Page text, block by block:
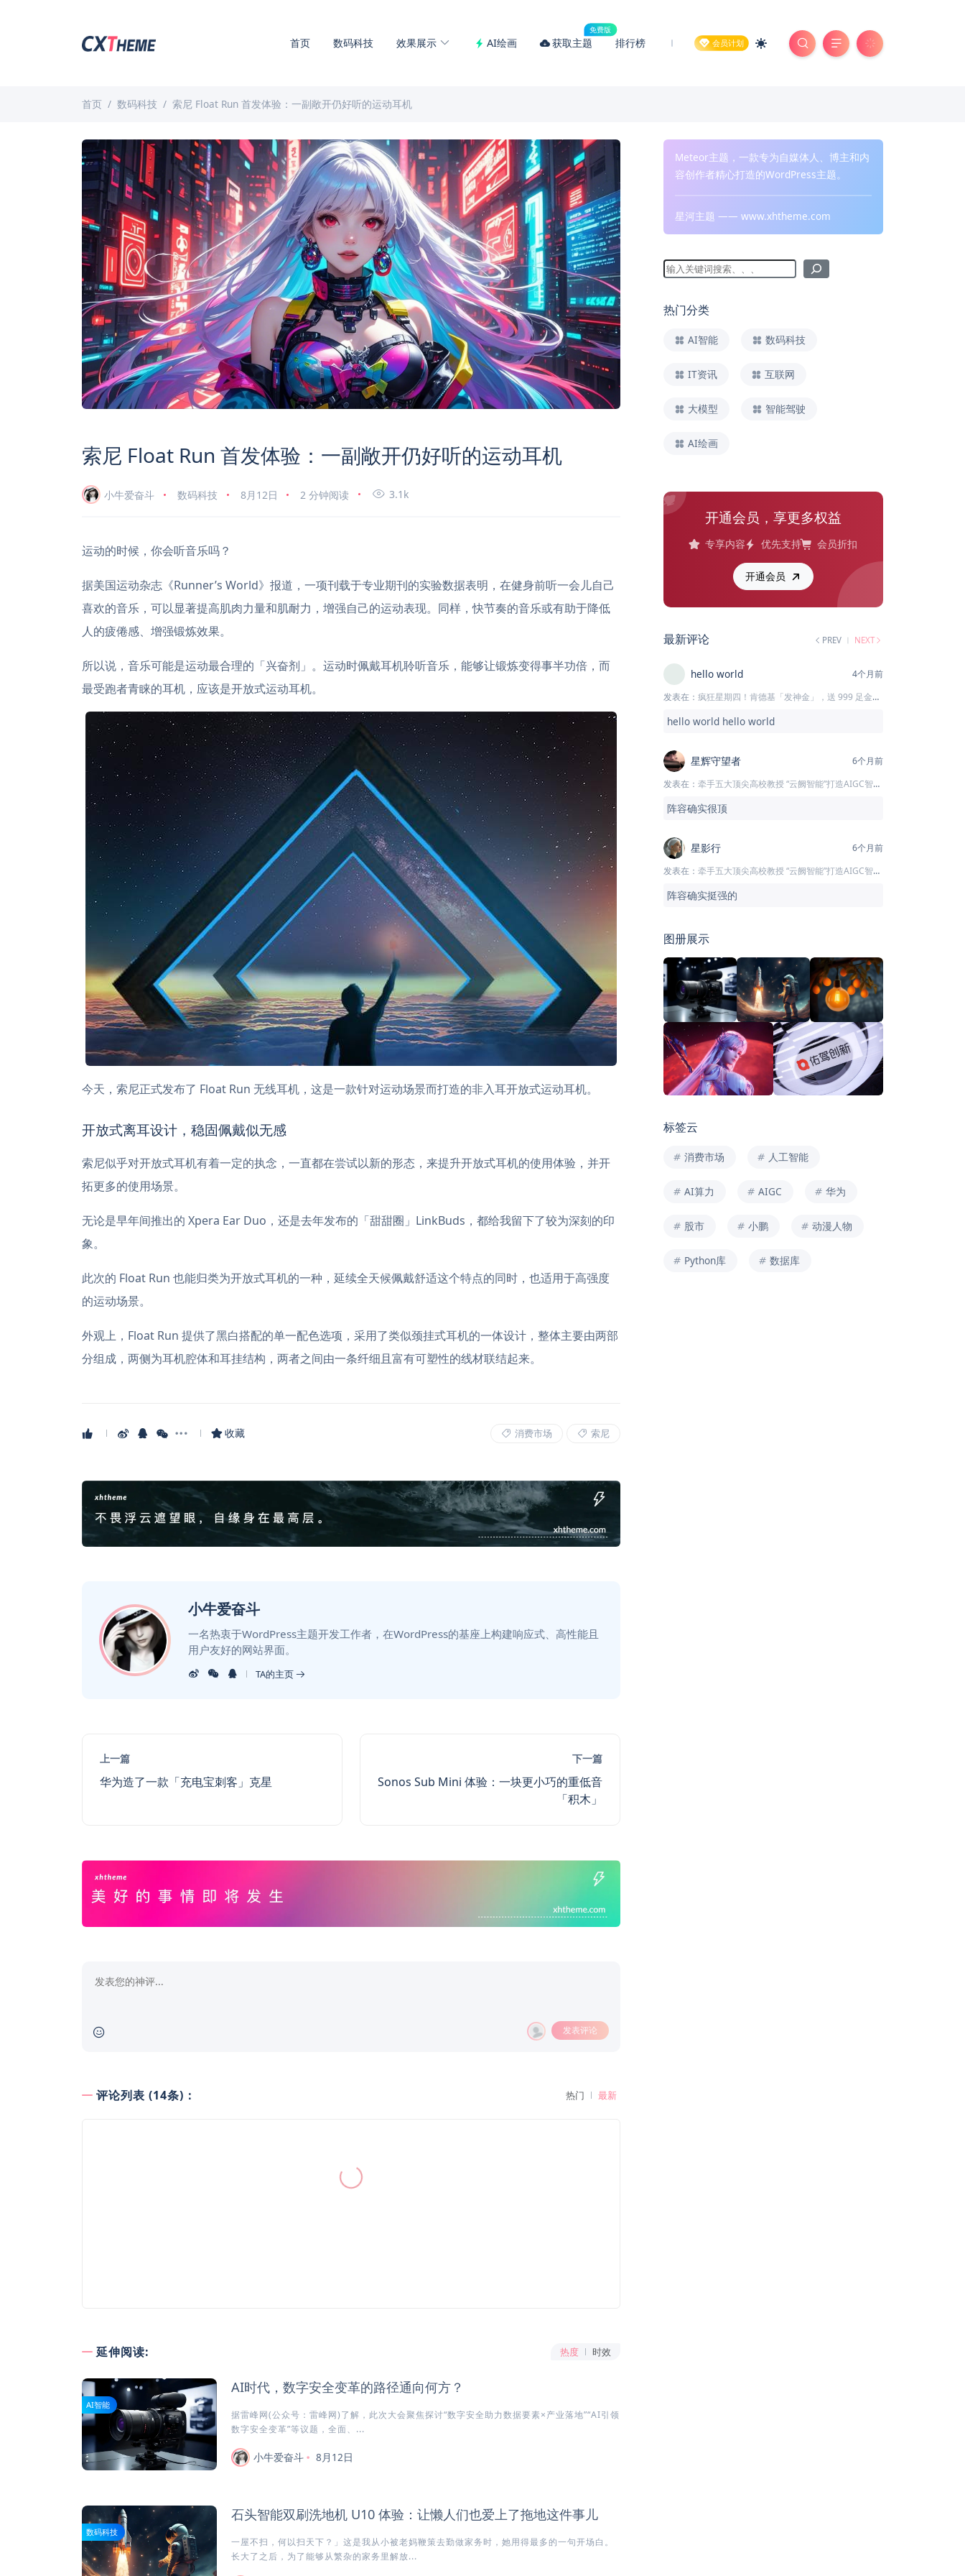
首页 数码科技 效果展示 AI绘画 获取主题
免费版
排行榜 会员计划
首页 数码科技 索尼 Float Run 首发体验：一副敞开仍好听的运动耳机
索尼 Float Run 首发体验：一副敞开仍好听的运动耳机
小牛爱奋斗 数码科技 8月12日 2 分钟阅读 3.1k
运动的时候，你会听音乐吗？
据美国运动杂志《Runner’s World》报道，一项刊载于专业期刊的实验数据表明，在健身前听一会儿自己
喜欢的音乐，可以显著提高肌肉力量和肌耐力，增强自己的运动表现。同样，快节奏的音乐或有助于降低
人的疲倦感、增强锻炼效果。
所以说，音乐可能是运动最合理的「兴奋剂」。运动时佩戴耳机聆听音乐，能够让锻炼变得事半功倍，而
最受跑者青睐的耳机，应该是开放式运动耳机。
今天，索尼正式发布了 Float Run 无线耳机，这是一款针对运动场景而打造的非入耳开放式运动耳机。
开放式离耳设计，稳固佩戴似无感
索尼似乎对开放式耳机有着一定的执念，一直都在尝试以新的形态，来提升开放式耳机的使用体验，并开
拓更多的使用场景。
无论是早年间推出的 Xpera Ear Duo，还是去年发布的「甜甜圈」LinkBuds，都给我留下了较为深刻的印
象。
此次的 Float Run 也能归类为开放式耳机的一种，延续全天候佩戴舒适这个特点的同时，也适用于高强度
的运动场景。
外观上，Float Run 提供了黑白搭配的单一配色选项，采用了类似颈挂式耳机的一体设计，整体主要由两部
分组成，两侧为耳机腔体和耳挂结构，两者之间由一条纤细且富有可塑性的线材联结起来。
收藏 消费市场 索尼
小牛爱奋斗
一名热衷于WordPress主题开发工作者，在WordPress的基座上构建响应式、高性能且
用户友好的网站界面。
TA的主页
上一篇
华为造了一款「充电宝刺客」克星
下一篇
Sonos Sub Mini 体验：一块更小巧的重低音
「积木」
发表评论
评论列表 (14条)： 热门 最新
延伸阅读: 热度 时效
AI智能
AI时代，数字安全变革的路径通向何方？
据雷峰网(公众号：雷峰网)了解，此次大会聚焦探讨“数字安全助力数据要素×产业落地”“AI引领
数字安全变革”等议题，全面、...
小牛爱奋斗 8月12日
数码科技
石头智能双刷洗地机 U10 体验：让懒人们也爱上了拖地这件事儿
一屋不扫，何以扫天下？」这是我从小被老妈鞭策去勤做家务时，她用得最多的一句开场白。
长大了之后，为了能够从繁杂的家务里解放...
Meteor主题，一款专为自媒体人、博主和内
容创作者精心打造的WordPress主题。
星河主题 —— www.xhtheme.com
热门分类
AI智能 数码科技
IT资讯 互联网
大模型 智能驾驶
AI绘画
开通会员，享更多权益
专享内容 优先支持 会员折扣
开通会员
最新评论 PREV NEXT
hello world
4个月前
发表在： 疯狂星期四！肯德基「发神金」，送 999 足金鸡块
hello world hello world
星辉守望者
6个月前
发表在： 牵手五大顶尖高校教授 “云阙智能”打造AIGC智囊团
阵容确实很顶
星影行
6个月前
发表在： 牵手五大顶尖高校教授 “云阙智能”打造AIGC智囊团
阵容确实挺强的
图册展示
标签云
消费市场 人工智能
AI算力 AIGC 华为
股市 小鹏 动漫人物
Python库 数据库